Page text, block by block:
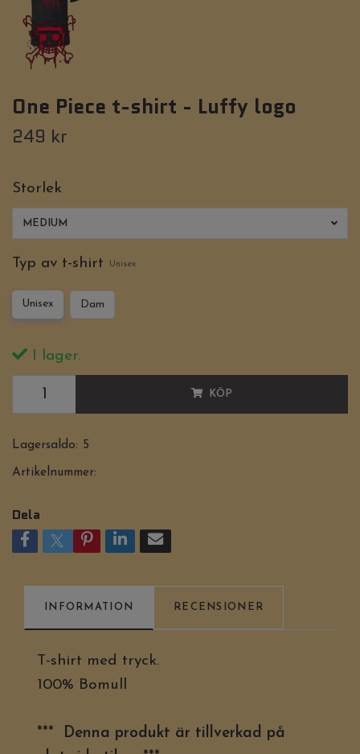
One Piece t-shirt - Luffy logo
249 kr
Storlek
MEDIUM
Typ av t-shirt Unisex
Unisex Dam
I lager.
KÖP
Lagersaldo: 5
Artikelnummer:
Dela
INFORMATION RECENSIONER
T-shirt med tryck.
100% Bomull
*** Denna produkt är tillverkad på